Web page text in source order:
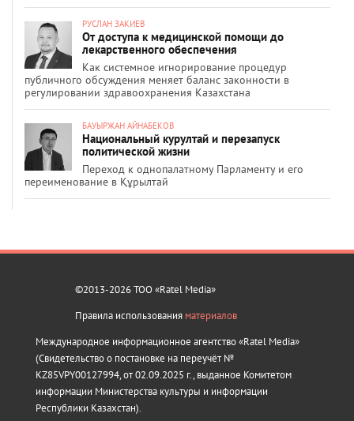
РУСЛАН ЗАКИЕВ
От доступа к медицинской помощи до
лекарственного обеспечения
Как системное игнорирование процедур
публичного обсуждения меняет баланс законности в
регулировании здравоохранения Казахстана
БАУЫРЖАН АЙНАБЕКОВ
Национальный курултай и перезапуск
политической жизни
Переход к однопалатному Парламенту и его
переименование в Құрылтай
©2013-2026 ТОО «Ratel Media»
Правила использования материалов
Международное информационное агентство «Ratel Media»
(Свидетельство о постановке на переучёт №
KZ85VPY00127994, от 02.09.2025 г., выданное Комитетом
информации Министерства культуры и информации
Республики Казахстан).